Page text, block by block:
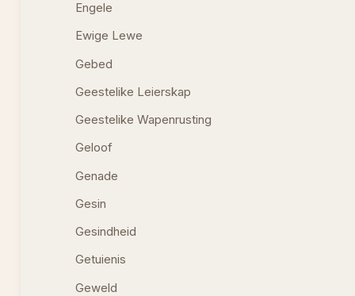
Engele
Ewige Lewe
Gebed
Geestelike Leierskap
Geestelike Wapenrusting
Geloof
Genade
Gesin
Gesindheid
Getuienis
Geweld